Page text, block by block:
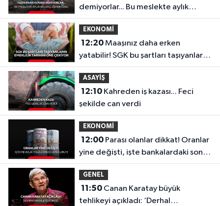
demiyorlar... Bu meslekte aylık
kazanç 250 bin lira!
EKONOMİ
12:20Maaşınız daha erken
yatabilir! SGK bu şartları taşıyanların
emeklilik tarihini öne çekiyor
ASAYİŞ
12:10Kahreden iş kazası... Feci
şekilde can verdi
EKONOMİ
12:00Parası olanlar dikkat! Oranlar
yine değişti, işte bankalardaki son
durum
GENEL
11:50Canan Karatay büyük
tehlikeyi açıkladı: ‘Derhal